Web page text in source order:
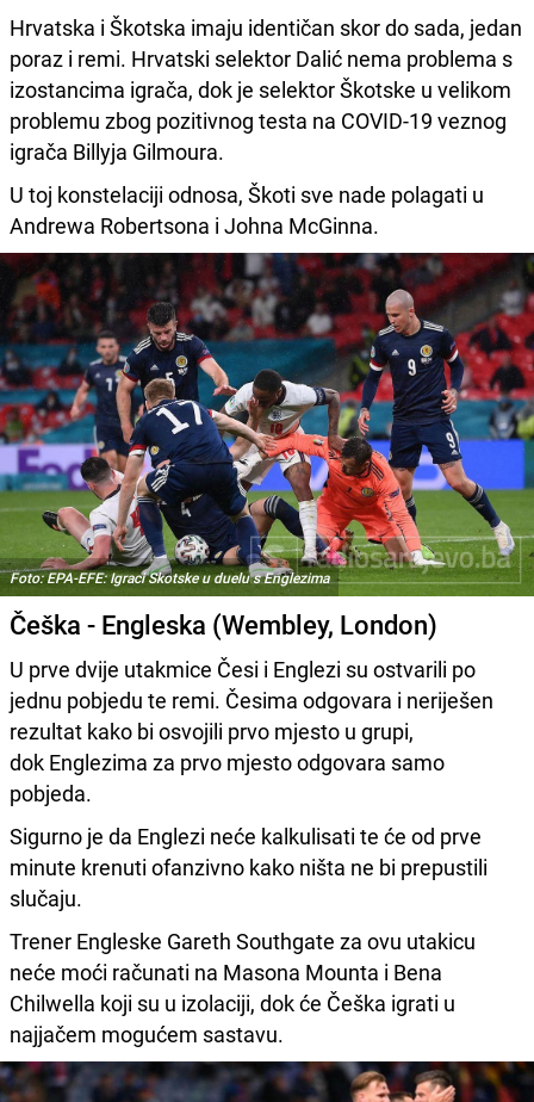
Hrvatska i Škotska imaju identičan skor do sada, jedan
poraz i remi. Hrvatski selektor Dalić nema problema s
izostancima igrača, dok je selektor Škotske u velikom
problemu zbog pozitivnog testa na COVID-19 veznog
igrača Billyja Gilmoura.
U toj konstelaciji odnosa, Škoti sve nade polagati u
Andrewa Robertsona i Johna McGinna.
Foto: EPA-EFE: Igraci Skotske u duelu s Englezima
Češka - Engleska (Wembley, London)
U prve dvije utakmice Česi i Englezi su ostvarili po
jednu pobjedu te remi. Česima odgovara i neriješen
rezultat kako bi osvojili prvo mjesto u grupi,
dok Englezima za prvo mjesto odgovara samo
pobjeda.
Sigurno je da Englezi neće kalkulisati te će od prve
minute krenuti ofanzivno kako ništa ne bi prepustili
slučaju.
Trener Engleske Gareth Southgate za ovu utakicu
neće moći računati na Masona Mounta i Bena
Chilwella koji su u izolaciji, dok će Češka igrati u
najjačem mogućem sastavu.